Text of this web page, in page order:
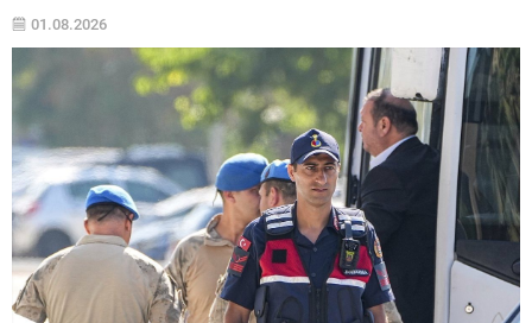
partinin yeni katılımları için rozet töreni gerçekleştirildi. Tören, partinin
kadrosunu güçlendiren bu adımı vurguladı ve katılımcılar arasında
sıcak görüntüler oluştu....
01.08.2026